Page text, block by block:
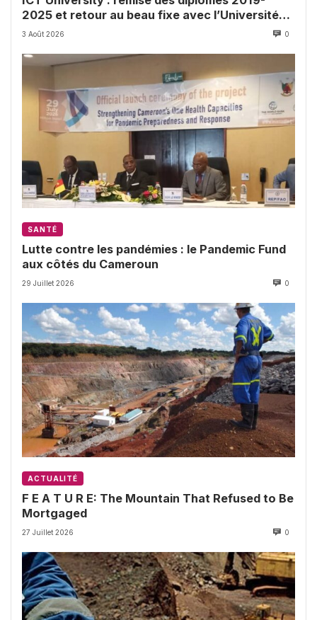
2025 et retour au beau fixe avec l’Université
de Buea
3 Août 2026 0
SANTÉ
Lutte contre les pandémies : le Pandemic Fund
aux côtés du Cameroun
29 Juillet 2026 0
ACTUALITÉ
F E A T U R E: The Mountain That Refused to Be
Mortgaged
27 Juillet 2026 0